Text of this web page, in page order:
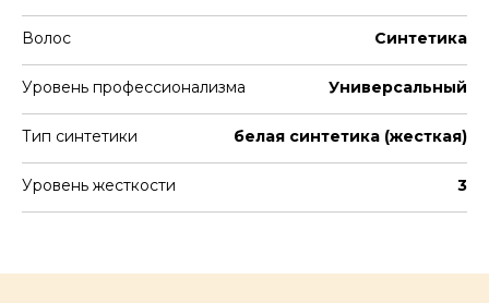
Волос Синтетика
Уровень профессионализма Универсальный
Тип синтетики белая синтетика (жесткая)
Уровень жесткости 3